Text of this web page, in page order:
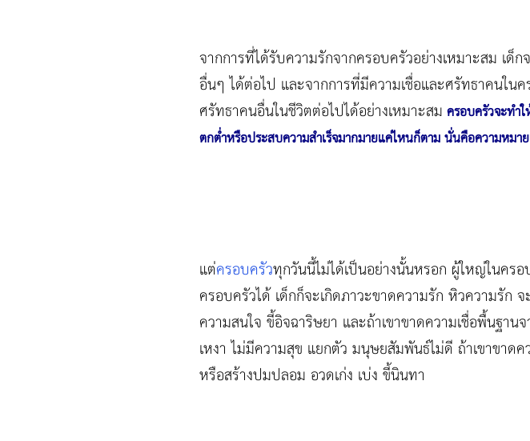
จากการที่ได้รับความรักจากครอบครัวอย่างเหมาะสม เ
อื่นๆ ได้ต่อไป และจากการที่มีความเชื่อและศรัทธาคนใน
ศรัทธาคนอื่นในชีวิตต่อไปได้อย่างเหมาะสม ครอบครัวจะทำใ
ตกต่ำหรือประสบความสำเร็จมากมายแค่ไหนก็ตาม นั่นคือความหม
แต่ครอบครัวทุกวันนี้ไม่ได้เป็นอย่างนั้นหรอก ผู้ใหญ่ในคร
ครอบครัวได้ เด็กก็จะเกิดภาวะขาดความรัก หิวความรัก
ความสนใจ ขี้อิจฉาริษยา และถ้าเขาขาดความเชื่อพื้นฐา
เหงา ไม่มีความสุข แยกตัว มนุษยสัมพันธ์ไม่ดี ถ้าเขาขาด
หรือสร้างปมปลอม อวดเก่ง เบ่ง ขี้นินทา